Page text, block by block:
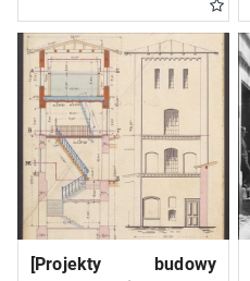
[Projekty budowy